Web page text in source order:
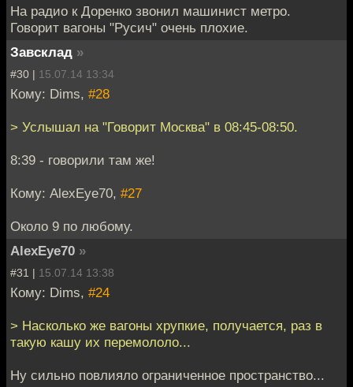
На радио к Доренко звонил машинист метро.
Говорит вагоны "Русич" очень плохие.
Завсклад »
#30 | 15.07.14 13:34
Кому: Dims, #28
> Услышал на "Говорит Москва" в 08:45-08:50.
8:39 - говорили там же!
Кому: AlexEye70, #27
Около 9 по любому.
AlexEye70 »
#31 | 15.07.14 13:38
Кому: Dims, #24
> Насколько же вагоны хрупкие, получается, раз в
такую кашу их перемололо...
Ну сильно повлияло ограниченное пространство...